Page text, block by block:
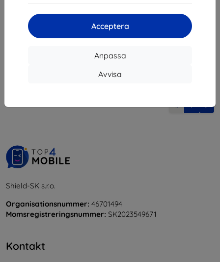
Acceptera
Anpassa
Avvisa
« 1 »
Shield-SK s.r.o.
Organisationsnummer: 46701494
Momsregistreringsnummer: SK2023549671
Kontakt